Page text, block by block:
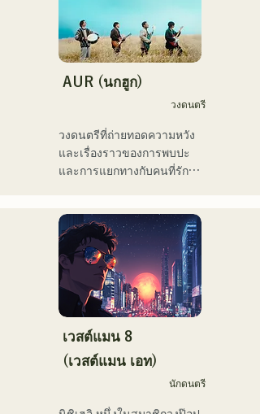
ยกย่องอย่างสูง
เขาเคยแสดงในงานอีเวนต์
มากมาย รวมถึง "EDP lab
tour" และ "VIRTUAFREAK
@ Shinkiba AGEHA"
ต่อเนื่อง เพลง "Life Size
feat. Tenki Okome" ร่วมกับ
VTuber "Tenki Okome" ขึ้น
อันดับ 1 บนชาร์ต iTunes
electro และยังติดอันดับเพลย์
ลิสต์อย่างเป็นทางการบน
Spotify อีกด้วย
เขายังเคยแต่งเพลงให้กับ
NEGI☆U ของวง "hololive"
AUR (นกฮูก)
วงดนตรี
วงดนตรีที่ถ่ายทอดความหวัง
และเรื่องราวของการพบปะ
และการแยกทางกับคนที่รัก
หน้าต่อไป โดยใส่ความรู้สึก
เหล่านี้ลงในเนื้อเพลง และ
สร้างสรรค์เพลงที่มีการเรียบ
เรียงเฉพาะตัวของสมาชิก
แต่ละคน
เวสต์แมน 8
(เวสต์แมน เอท)
นักดนตรี